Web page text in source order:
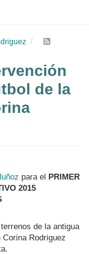
de la
para el PRIMER
2015
de la antigua
Rodriguez